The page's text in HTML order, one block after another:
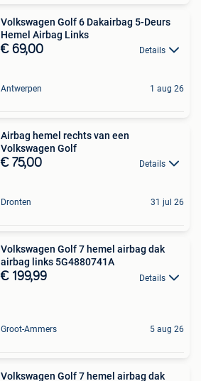
Volkswagen Golf 6 Dakairbag 5-Deurs
Hemel Airbag Links
€ 69,00 Details
Antwerpen 1 aug 26
Airbag hemel rechts van een
Volkswagen Golf
€ 75,00 Details
Dronten 31 jul 26
Volkswagen Golf 7 hemel airbag dak
airbag links 5G4880741A
€ 199,99 Details
Groot-Ammers 5 aug 26
Volkswagen Golf 7 hemel airbag dak